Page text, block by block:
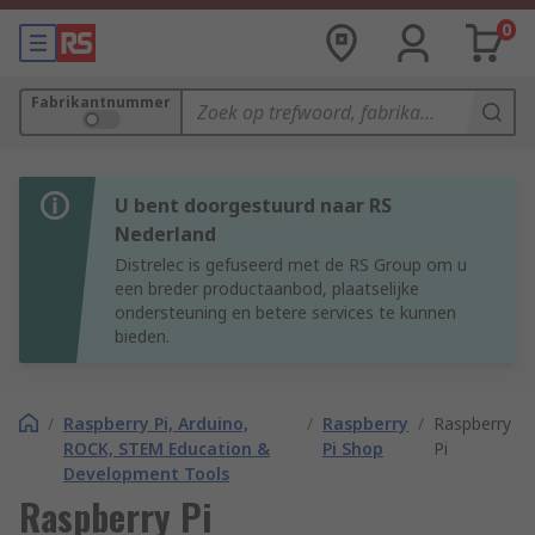
0
Fabrikantnummer
U bent doorgestuurd naar RS
Nederland
Distrelec is gefuseerd met de RS Group om u
een breder productaanbod, plaatselijke
ondersteuning en betere services te kunnen
bieden.
/ Raspberry Pi, Arduino,
ROCK, STEM Education &
Development Tools
/ Raspberry
Pi Shop
/ Raspberry
Pi
Raspberry Pi